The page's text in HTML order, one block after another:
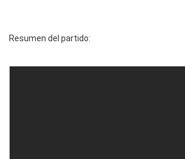
Resumen del partido: